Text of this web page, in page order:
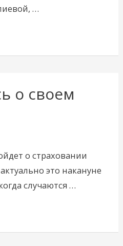
…
о своем
о страховании
это накануне
случаются …